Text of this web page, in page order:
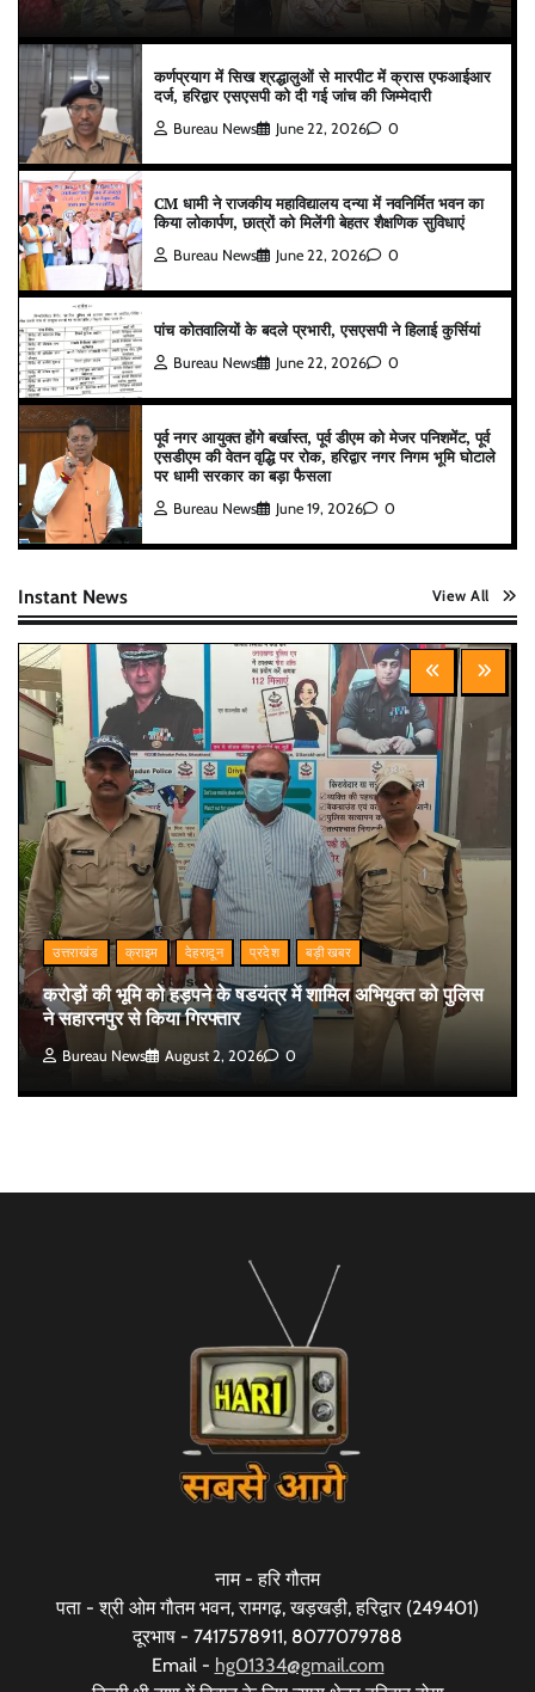
कर्णप्रयाग में सिख श्रद्धालुओं से मारपीट में क्रास एफआईआर
दर्ज, हरिद्वार एसएसपी को दी गई जांच की जिम्मेदारी
Bureau News June 22, 2026 0
CM धामी ने राजकीय महाविद्यालय दन्या में नवनिर्मित भवन का
किया लोकार्पण, छात्रों को मिलेंगी बेहतर शैक्षणिक सुविधाएं
Bureau News June 22, 2026 0
पांच कोतवालियों के बदले प्रभारी, एसएसपी ने हिलाई कुर्सियां
Bureau News June 22, 2026 0
पूर्व नगर आयुक्त होंगे बर्खास्त, पूर्व डीएम को मेजर पनिशमेंट, पूर्व
एसडीएम की वेतन वृद्धि पर रोक, हरिद्वार नगर निगम भूमि घोटाले
पर धामी सरकार का बड़ा फैसला
Bureau News June 19, 2026 0
Instant News View All
उत्तराखंड क्राइम देहरादून प्रदेश बड़ी खबर
करोड़ों की भूमि को हड़पने के षडयंत्र में शामिल अभियुक्त को पुलिस
ने सहारनपुर से किया गिरफ्तार
Bureau News August 2, 2026 0
नाम - हरि गौतम
पता - श्री ओम गौतम भवन, रामगढ़, खड़खड़ी, हरिद्वार (249401)
दूरभाष - 7417578911, 8077079788
Email - hg01334@gmail.com